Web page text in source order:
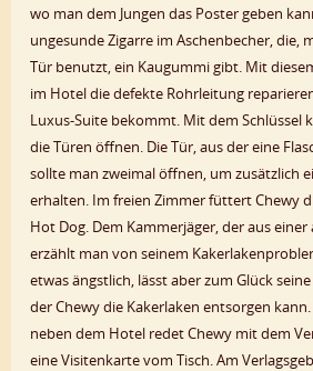
wo man dem Jungen das Poster geben
ungesunde Zigarre im Aschenbecher, die,
Tür benutzt, ein Kaugummi gibt. Mit
im Hotel die defekte Rohrleitung
Luxus-Suite bekommt. Mit dem Schlüssel
die Türen öffnen. Die Tür, aus der eine
sollte man zweimal öffnen, um zusätzlich
erhalten. Im freien Zimmer füttert Chewy
Hot Dog. Dem Kammerjäger, der aus
erzählt man von seinem
etwas ängstlich, lässt aber zum Glück
der Chewy die Kakerlaken entsorgen
neben dem Hotel redet Chewy mit dem
eine Visitenkarte vom Tisch. Am